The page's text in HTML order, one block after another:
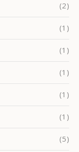
(2)
(1)
(1)
(1)
(1)
(1)
(5)